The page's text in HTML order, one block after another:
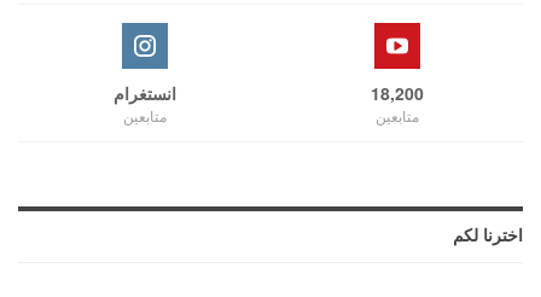
18,200
متابعين
انستغرام
متابعين
اخترنا لكم